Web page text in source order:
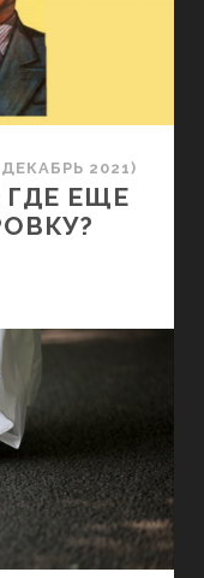
2021)
ГДЕ ЕЩЕ